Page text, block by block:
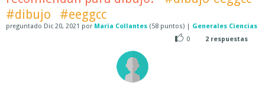
#dibujo
#eeggcc
preguntado Dic 20, 2021 por Maria Collantes (58 puntos) | Generales Ciencias
0
2 respuestas